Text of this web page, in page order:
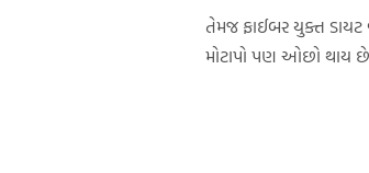
તેમજ ફાઈબર યુક્ત
મોટાપો પણ ઓછો થાય